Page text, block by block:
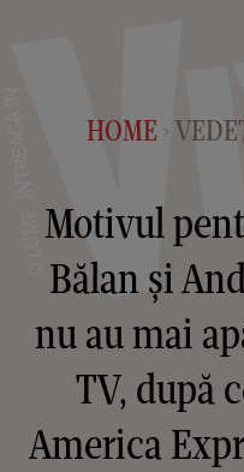
HOME >
Motivul
Bălan și
nu au mai
TV, după
America